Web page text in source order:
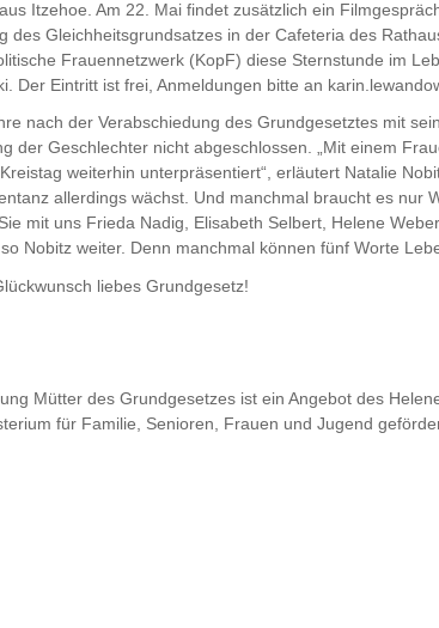
Itzehoe. Am 22. Mai findet zusätzlich ein
des Gleichheitsgrundsatzes in der Cafeteria des
Frauennetzwerk (KopF) diese Sternstunde im
Der Eintritt ist frei, Anmeldungen bitte an
nach der Verabschiedung des Grundgesetztes mit
der Geschlechter nicht abgeschlossen. „Mit einem
weiterhin unterpräsentiert“, erläutert Natalie
allerdings wächst. Und manchmal braucht es nur
Sie mit uns Frieda Nadig, Elisabeth Selbert, Helene
Nobitz weiter. Denn manchmal können fünf Worte
liebes Grundgesetz!
Mütter des Grundgesetzes ist ein Angebot des
für Familie, Senioren, Frauen und Jugend